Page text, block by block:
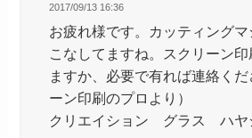
2017/09/13 16:36
お疲れ様です。カッティング
こなしてますね。スクリーン印
ますか、必要で有れば連絡くだ
ーン印刷のプロより）
クリエイション グラス ハヤ